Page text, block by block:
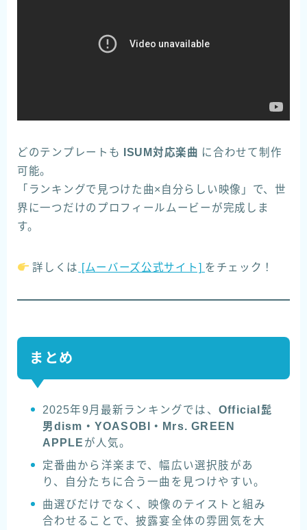
どのテンプレートも ISUM対応楽曲 に合わせて制作
可能。
「ランキングで見つけた曲×自分らしい映像」で、世
界に一つだけのプロフィールムービーが完成しま
す。
詳しくは [ムーバーズ公式サイト] をチェック！
まとめ
2025年9月最新ランキングでは、 Official髭
男dism・YOASOBI・Mrs. GREEN
APPLE が人気。
定番曲から洋楽まで、幅広い選択肢があ
り、自分たちに合う一曲を見つけやすい。
曲選びだけでなく、映像のテイストと組み
合わせることで、披露宴全体の雰囲気を大